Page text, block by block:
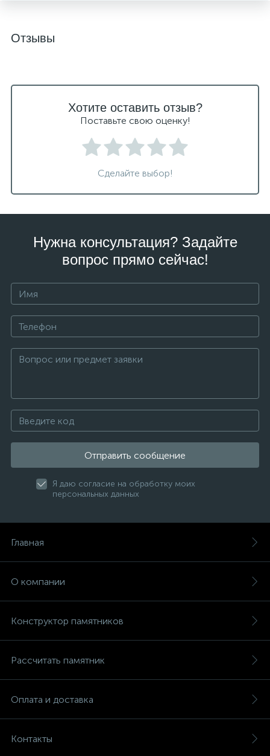
Отзывы
Хотите оставить отзыв?
Поставьте свою оценку!
Сделайте выбор!
Нужна консультация? Задайте
вопрос прямо сейчас!
Отправить сообщение
Я даю согласие на обработку моих
персональных данных
Главная
О компании
Конструктор памятников
Рассчитать памятник
Оплата и доставка
Контакты